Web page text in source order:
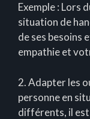
Exemple : Lors
situation de
de ses
empathie et
2. Adapter les
personne en
différents, il est